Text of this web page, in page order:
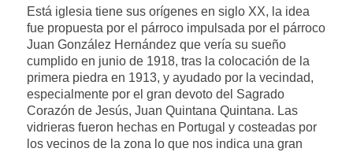
Está iglesia tiene sus orígenes en siglo XX, la idea
fue propuesta por el párroco impulsada por el párroco
Juan González Hernández que vería su sueño
cumplido en junio de 1918, tras la colocación de la
primera piedra en 1913, y ayudado por la vecindad,
especialmente por el gran devoto del Sagrado
Corazón de Jesús, Juan Quintana Quintana. Las
vidrieras fueron hechas en Portugal y costeadas por
los vecinos de la zona lo que nos indica una gran